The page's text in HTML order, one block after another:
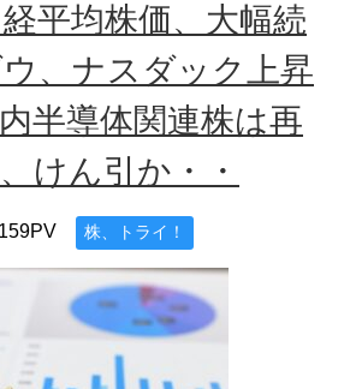
平均株価、大幅続
、ナスダック上昇
半導体関連株は再
けん引か・・
159PV 株、トライ！